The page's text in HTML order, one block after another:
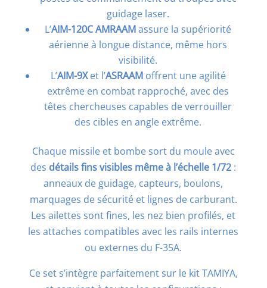
guidage laser.
L’AIM-120C AMRAAMassure la supériorité
aérienne à longue distance, même hors
visibilité.
L’AIM-9Xet l’ASRAAMoffrent une agilité
extrême en combat rapproché, avec des
têtes chercheuses capables de verrouiller
des cibles en angle extrême.
Chaque missile et bombe sort du moule avec
des détails fins visibles même à l’échelle 1/72 :
anneaux de guidage, capteurs, boulons,
marquages de sécurité et lignes de carburant.
Les ailettes sont fines, les nez bien profilés, et
les attaches compatibles avec les rails internes
ou externes du F-35A.
Ce set s’intègre parfaitement sur le kit TAMIYA,